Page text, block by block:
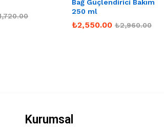
Bağ Güçlendirici Bakım
250 ml
₺2,550.00 ₺2,960.00
Kurumsal